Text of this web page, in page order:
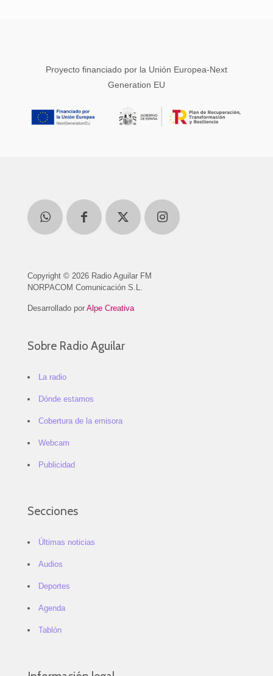
Proyecto financiado por la Unión Europea-Next
Generation EU
Copyright © 2026 Radio Aguilar FM
NORPACOM Comunicación S.L.
Desarrollado por Alpe Creativa
Sobre Radio Aguilar
La radio
Dónde estamos
Cobertura de la emisora
Webcam
Publicidad
Secciones
Últimas noticias
Audios
Deportes
Agenda
Tablón